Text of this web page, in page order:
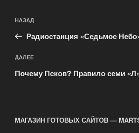
по
записям
Предыдущая
запись:
НАЗАД
Радиостанция «Седьмое
Следующая
запись
ДАЛЕЕ
Почему Псков? Правило семи
МАГАЗИН ГОТОВЫХ САЙТОВ —